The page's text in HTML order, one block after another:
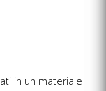
in un materiale